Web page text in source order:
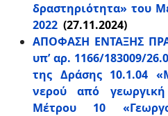
δραστηριότητα» του
2022 (27.11.2024)
ΑΠΟΦΑΣΗ ΕΝΤΑΞΗΣ
υπ’ αρ. 1166/183009/
της Δράσης 10.1.04
νερού από
Μέτρου 10